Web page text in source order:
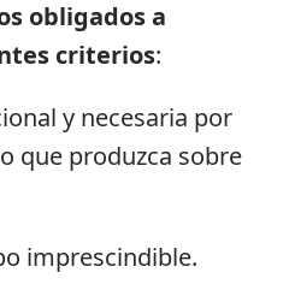
obligados a
criterios:
y necesaria por
que produzca sobre
imprescindible.